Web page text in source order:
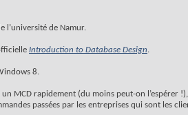
l’université de Namur.
Introduction to Database Design.
8.
MCD rapidement (du moins peut-on l’espérer
passées par les entreprises qui sont les